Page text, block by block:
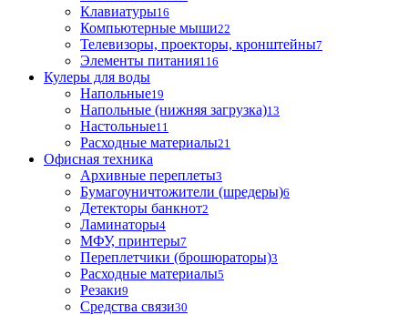
Клавиатуры16
Компьютерные мыши22
Телевизоры, проекторы, кронштейны7
Элементы питания116
Кулеры для воды
Напольные19
Напольные (нижняя загрузка)13
Настольные11
Расходные материалы21
Офисная техника
Архивные переплеты3
Бумагоуничтожители (шредеры)6
Детекторы банкнот2
Ламинаторы4
МФУ, принтеры7
Переплетчики (брошюраторы)3
Расходные материалы5
Резаки9
Средства связи30